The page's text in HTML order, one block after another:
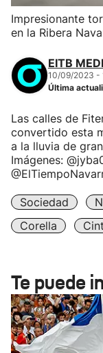
Impresionante
en la Ribera
EITB
10/09/2023 -
Última
Las calles de
convertido esta
a la lluvia de
Imágenes:
Sociedad
Corella
Te puede